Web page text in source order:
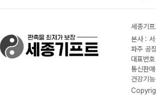
세종기
본사 :
파주 공
대표번
통신판
건강기